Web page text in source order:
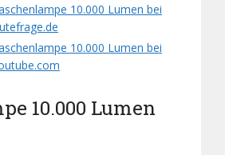
10.000 Lumen bei
10.000 Lumen bei
10.000 Lumen